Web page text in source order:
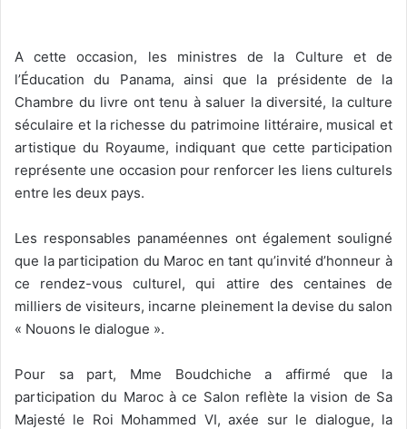
A cette occasion, les ministres de la Culture et de
l’Éducation du Panama, ainsi que la présidente de la
Chambre du livre ont tenu à saluer la diversité, la culture
séculaire et la richesse du patrimoine littéraire, musical et
artistique du Royaume, indiquant que cette participation
représente une occasion pour renforcer les liens culturels
entre les deux pays.
Les responsables panaméennes ont également souligné
que la participation du Maroc en tant qu’invité d’honneur à
ce rendez-vous culturel, qui attire des centaines de
milliers de visiteurs, incarne pleinement la devise du salon
« Nouons le dialogue ».
Pour sa part, Mme Boudchiche a affirmé que la
participation du Maroc à ce Salon reflète la vision de Sa
Majesté le Roi Mohammed VI, axée sur le dialogue, la